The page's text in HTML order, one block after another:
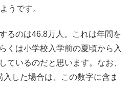
うです。
るのは46.8万人。これは年間を
くは小学校入学前の夏頃から入
ているのだと思います。なお、
した場合は、この数字に含ま